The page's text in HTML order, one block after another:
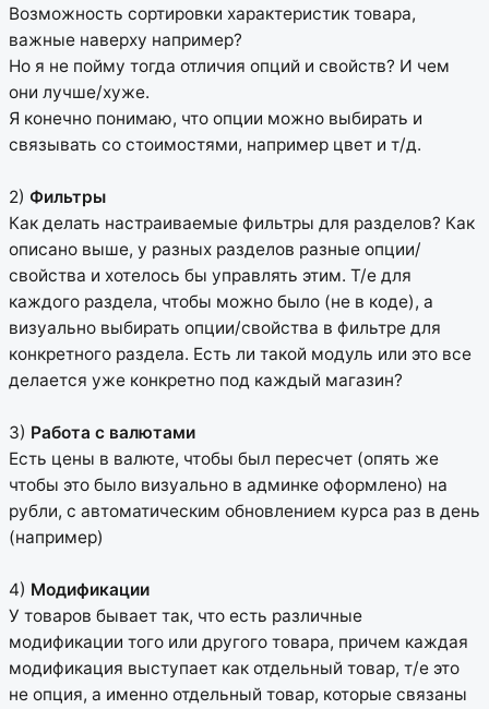
Возможность сортировки характеристик товара,
важные наверху например?
Но я не пойму тогда отличия опций и свойств? И чем
они лучше/хуже.
Я конечно понимаю, что опции можно выбирать и
связывать со стоимостями, например цвет и т/д.
2) Фильтры
Как делать настраиваемые фильтры для разделов? Как
описано выше, у разных разделов разные опции/
свойства и хотелось бы управлять этим. Т/е для
каждого раздела, чтобы можно было (не в коде), а
визуально выбирать опции/свойства в фильтре для
конкретного раздела. Есть ли такой модуль или это все
делается уже конкретно под каждый магазин?
3) Работа с валютами
Есть цены в валюте, чтобы был пересчет (опять же
чтобы это было визуально в админке оформлено) на
рубли, с автоматическим обновлением курса раз в день
(например)
4) Модификации
У товаров бывает так, что есть различные
модификации того или другого товара, причем каждая
модификация выступает как отдельный товар, т/е это
не опция, а именно отдельный товар, которые связаны